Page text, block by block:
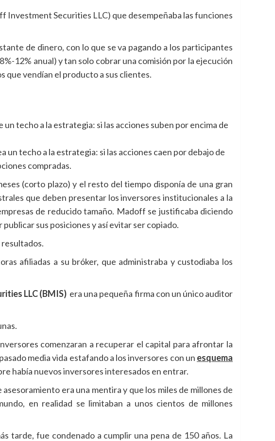
Investment Securities LLC) que desempeñaba las funciones
de dinero, con lo que se va pagando a los participantes
12% anual) y tan solo cobrar una comisión por la ejecución
que vendían el producto a sus clientes.
techo a la estrategia: si las acciones suben por encima de
un techo a la estrategia: si las acciones caen por debajo de
compradas.
(corto plazo) y el resto del tiempo disponía de una gran
que deben presentar los inversores institucionales a la
de reducido tamaño. Madoff se justificaba diciendo
sus posiciones y así evitar ser copiado.
afiliadas a su bróker, que administraba y custodiaba los
LLC (BMIS)era una pequeña firma con un único auditor
comenzaran a recuperar el capital para afrontar la
media vida estafando a los inversores con un esquema
había nuevos inversores interesados en entrar.
era una mentira y que los miles de millones de
en realidad se limitaban a unos cientos de millones
tarde, fue condenado a cumplir una pena de 150 años. La